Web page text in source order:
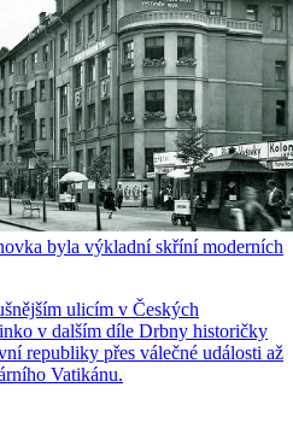
byla výkladní skříní moderních
ulicím v Českých
v dalším díle Drbny historičky
republiky přes válečné události až
Vatikánu.